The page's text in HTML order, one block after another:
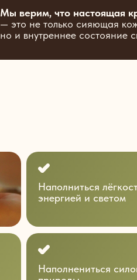
Мы верим, что настоящая
— это не только сияющая
но и внутреннее состояние
Наполниться
энергией и светом
Наполнениться